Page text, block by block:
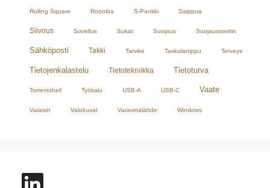
Rolling Square Roomba S-Pankki Saippua
Siivous Sovellus Sukat Suojaus Suojaussovitin
Sähköposti Takki Tarvike Taskulamppu Terveys
Tietojenkalastelu Tietotekniikka Tietoturva
Torrentshell Työkalu USB-A USB-C Vaate
Valaisin Valokuvat Varavirtalähde Windows